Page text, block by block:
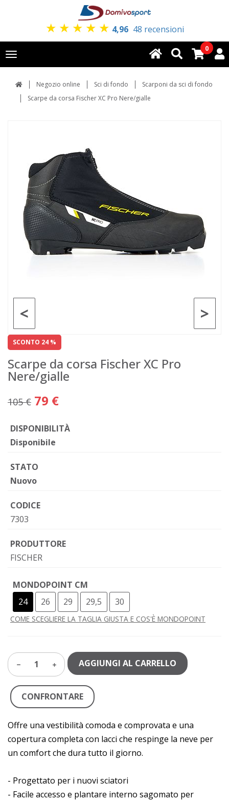
★ ★ ★ ★ ★ 4,96 48 recensioni
Toggle
navigation
0
Negozio online Sci di fondo
Scarponi da sci di fondo
Scarpe da corsa Fischer XC Pro Nere/gialle
>
<
SCONTO 24 %
Scarpe da corsa Fischer XC Pro
Nere/gialle
105 € 79 €
DISPONIBILITÀ
Disponibile
STATO
Nuovo
CODICE
7303
PRODUTTORE
FISCHER
MONDOPOINT CM
24
26 29 29,5 30
COME SCEGLIERE LA TAGLIA GIUSTA E COS'È MONDOPOINT
1 AGGIUNGI AL CARRELLO
CONFRONTARE
Offre una vestibilità comoda e comprovata e una
copertura completa con lacci che respinge la neve per
un comfort che dura tutto il giorno.
- Progettato per i nuovi sciatori
- Facile accesso e plantare interno sagomato per